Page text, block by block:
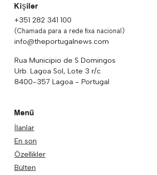
Kişiler
+351 282 341 100
(Chamada para a rede fixa nacional)
info@theportugalnews.com
Rua Municipio de S Domingos
Urb. Lagoa Sol, Lote 3 r/c
8400-357 Lagoa - Portugal
Menü
İlanlar
En son
Özellikler
Bülten